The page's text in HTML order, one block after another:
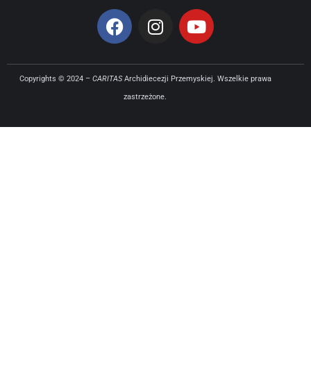
Copyrights © 2024 – CARITASArchidiecezji Przemyskiej. Wszelkie prawa
zastrzeżone.